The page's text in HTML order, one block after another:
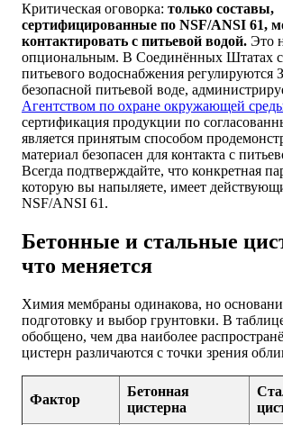
Критическая оговорка: только составы,
сертифицированные по NSF/ANSI 61,
контактировать с питьевой водой. Это
опциональным. В Соединённых Штатах
питьевого водоснабжения регулируются
безопасной питьевой воде,
Агентством по охране окружающей
сертификация продукции по
является принятым способом
материал безопасен для контакта с
Всегда подтверждайте, что конкретная
которую вы напыляете, имеет
NSF/ANSI 61.
Бетонные и стальные
что меняется
Химия мембраны одинакова, но
подготовку и выбор грунтовки. В
обобщено, чем два наиболее
цистерн различаются с точки зрения
Фактор
Бетонная
цистерна